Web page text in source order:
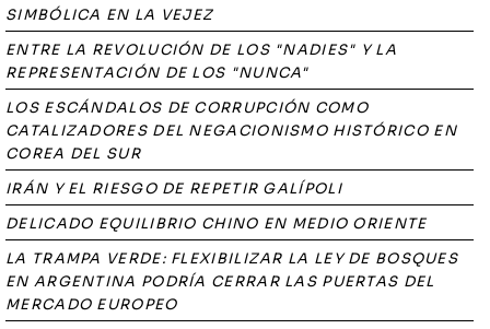
SIMBÓLICA EN LA VEJEZ
ENTRE LA REVOLUCIÓN DE LOS "NADIES" Y LA
REPRESENTACIÓN DE LOS "NUNCA"
LOS ESCÁNDALOS DE CORRUPCIÓN COMO
CATALIZADORES DEL NEGACIONISMO HISTÓRICO EN
COREA DEL SUR
IRÁN Y EL RIESGO DE REPETIR GALÍPOLI
DELICADO EQUILIBRIO CHINO EN MEDIO ORIENTE
LA TRAMPA VERDE: FLEXIBILIZAR LA LEY DE BOSQUES
EN ARGENTINA PODRÍA CERRAR LAS PUERTAS DEL
MERCADO EUROPEO